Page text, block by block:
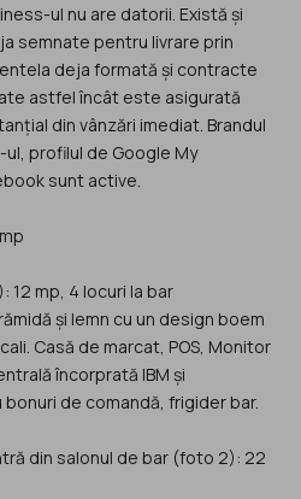
ul nu are datorii. Există și
semnate pentru livrare prin
deja formată și contracte
astfel încât este asigurată
din vânzări imediat. Brandul
profilul de Google My
sunt active.
12 mp, 4 locuri la bar
și lemn cu un design boem
Casă de marcat, POS, Monitor
încorprată IBM și
de comandă, frigider bar.
din salonul de bar (foto 2): 22